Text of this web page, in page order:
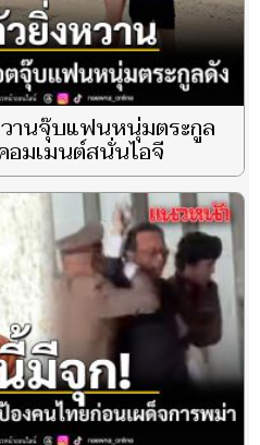
านจุ๊บแฟนหนุ่มตระกูล
อมเมนต์สนั่นไอจี